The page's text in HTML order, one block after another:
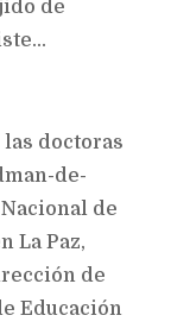
de
las doctoras
de-
de
La Paz,
de
Educación